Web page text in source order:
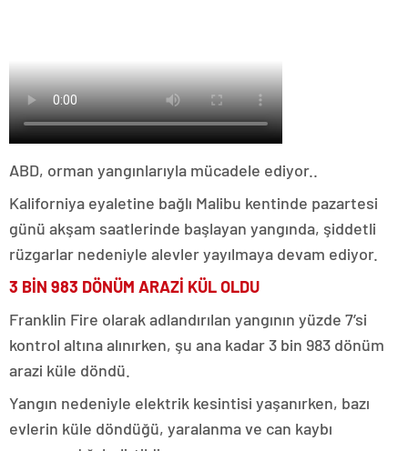
ABD, orman yangınlarıyla mücadele ediyor..
Kaliforniya eyaletine bağlı Malibu kentinde pazartesi
günü akşam saatlerinde başlayan yangında, şiddetli
rüzgarlar nedeniyle alevler yayılmaya devam ediyor.
3 BİN 983 DÖNÜM ARAZİ KÜL OLDU
Franklin Fire olarak adlandırılan yangının yüzde 7’si
kontrol altına alınırken, şu ana kadar 3 bin 983 dönüm
arazi küle döndü.
Yangın nedeniyle elektrik kesintisi yaşanırken, bazı
evlerin küle döndüğü, yaralanma ve can kaybı